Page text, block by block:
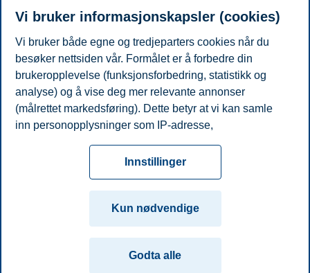
Denne utgaven av Norsk Kundebarometer er kun tilgjengelig for
Resultater fra årets undersøkelse vil bli publisert på bi.no/NKB i
etterkant av arrangementet.
Del artikkelen:
Tilgjengelighetserklæring
Kontakt oss
TrondheimStavanger
© 2026 Handelshøyskolen BI
Vi bruker informasjonskapsler (cookies)
Vi bruker både egne og tredjeparters cookies når du
besøker nettsiden vår. Formålet er å forbedre din
brukeropplevelse (funksjonsforbedring, statistikk og
analyse) og å vise deg mer relevante annonser
(målrettet markedsføring). Dette betyr at vi kan samle
inn personopplysninger som IP-adresse,
cookies som er nødvendige for at nettsiden skal
fungere, kan du enten godta alle eller tilpasse ditt
samtykke ved å endre innstillinger.
Les mer om våre informasjonskapsler, hvilke
opplysninger vi samler inn og formålene i innstillinger
for informasjonskapsler. Du kan når som helst endre
Innstillinger
Kun nødvendige
Godta alle